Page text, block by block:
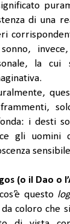
di una
la cui
i desti
gli uomini
(o il Dao o
questo
da coloro che